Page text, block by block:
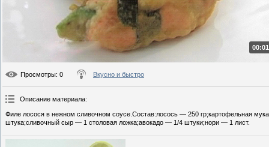
Просмотры: 0 Вкусно и быстро
Описание материала:
Филе лосося в нежном сливочном соусе.Состав:лосось — 250 гр;картофельная
штука;сливочный сыр — 1 столовая ложка;авокадо — 1/4 штуки;нори — 1 лист.